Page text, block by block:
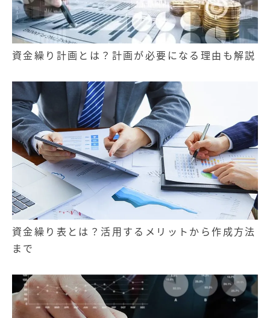
資金繰り計画とは？計画が必要になる理由も解説
資金繰り表とは？活用するメリットから作成方法
まで